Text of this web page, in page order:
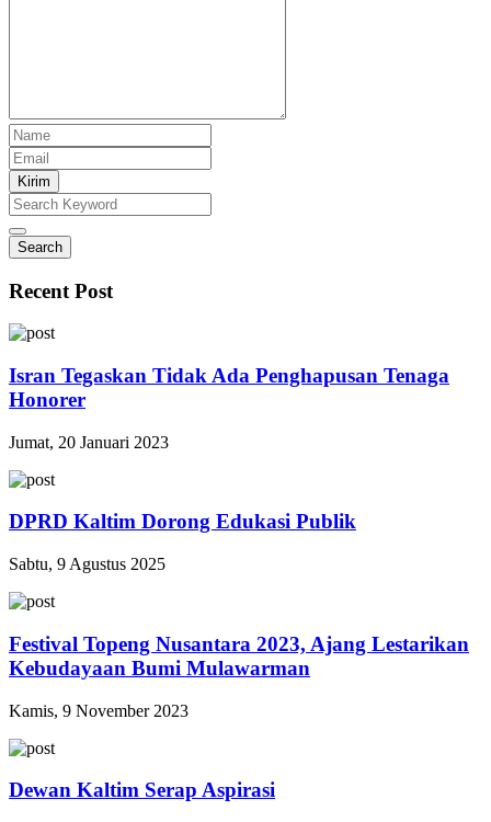
Kirim
Search
Recent Post
Isran Tegaskan Tidak Ada Penghapusan Tenaga
Honorer
Jumat, 20 Januari 2023
DPRD Kaltim Dorong Edukasi Publik
Sabtu, 9 Agustus 2025
Festival Topeng Nusantara 2023, Ajang Lestarikan
Kebudayaan Bumi Mulawarman
Kamis, 9 November 2023
Dewan Kaltim Serap Aspirasi